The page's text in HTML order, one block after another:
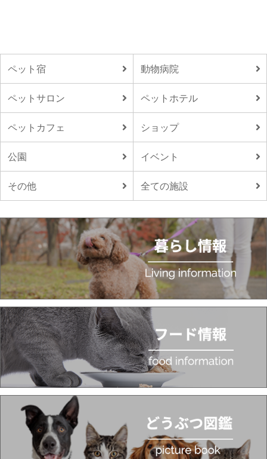
ペット宿 動物病院
ペットサロン ペットホテル
ペットカフェ ショップ
公園 イベント
その他 全ての施設